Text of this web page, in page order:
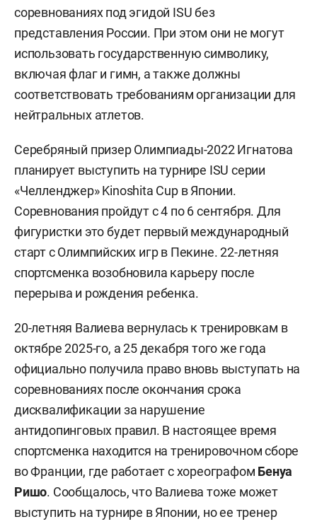
соревнованиях под эгидой ISU без
представления России. При этом они не могут
использовать государственную символику,
включая флаг и гимн, а также должны
соответствовать требованиям организации для
нейтральных атлетов.
Серебряный призер Олимпиады-2022 Игнатова
планирует выступить на турнире ISU серии
«Челленджер» Kinoshita Cup в Японии.
Соревнования пройдут с 4 по 6 сентября. Для
фигуристки это будет первый международный
старт с Олимпийских игр в Пекине. 22-летняя
спортсменка возобновила карьеру после
перерыва и рождения ребенка.
20-летняя Валиева вернулась к тренировкам в
октябре 2025-го, а 25 декабря того же года
официально получила право вновь выступать на
соревнованиях после окончания срока
дисквалификации за нарушение
антидопинговых правил. В настоящее время
спортсменка находится на тренировочном сборе
во Франции, где работает с хореографом Бенуа
Ришо. Сообщалось, что Валиева тоже может
выступить на турнире в Японии, но ее тренер